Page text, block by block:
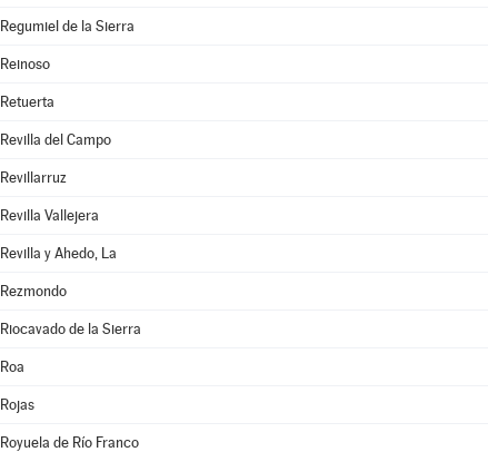
Regumiel de la Sierra
Reinoso
Retuerta
Revilla del Campo
Revillarruz
Revilla Vallejera
Revilla y Ahedo, La
Rezmondo
Riocavado de la Sierra
Roa
Rojas
Royuela de Río Franco